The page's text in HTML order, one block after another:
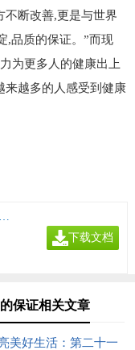
不断改善,更是与世界
,品质的保证。”而现
为更多人的健康出上
来越多的人感受到健康
下载文档
保证相关文章
美好生活：第二十一